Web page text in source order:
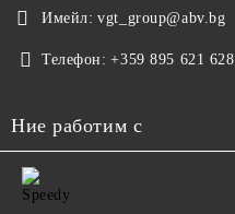
Имейл: vgt_group@abv.bg
Телефон: +359 895 621 628
Ние работим с